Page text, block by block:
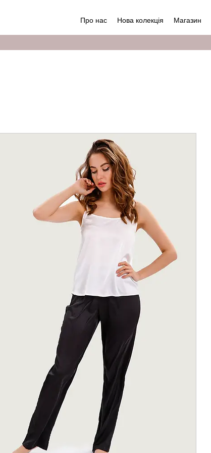
Про нас Нова колекція Магазин